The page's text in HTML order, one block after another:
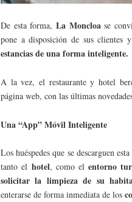
De esta forma, La Moncloase
pone a disposición de sus clientes y
estancias de una forma inteligente.
A la vez, el restaurante y hotel
página web, con las últimas
Una “App” Móvil Inteligente
Los huéspedes que se descarguen
tanto el hotel, como elentorno
solicitar la limpieza de su
enterarse de forma inmediata de los